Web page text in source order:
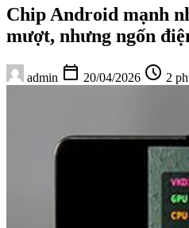
Chip Android mạnh
mượt, nhưng ngốn
admin calendar_today 20/04/2026 schedule 2